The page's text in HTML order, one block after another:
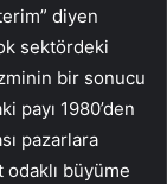
diyen
sektördeki
bir sonucu
payı 1980’den
pazarlara
büyüme